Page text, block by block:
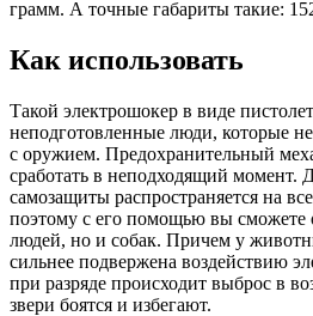
грамм. А точные габариты такие:
Как использовать
Такой электрошокер в виде
неподготовленные люди, которые
с оружием. Предохранительный
сработать в неподходящий момент.
самозащиты распространяется на
поэтому с его помощью вы сможете
людей, но и собак. Причем у
сильнее подвержена воздействию
при разряде происходит выброс в
звери боятся и избегают.